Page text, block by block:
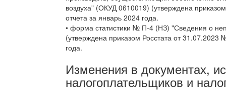
воздуха" (ОКУД 0610019) (утверждена
отчета за январь 2024 года.
• форма статистики № П-4 (НЗ) "Сведения о
(утверждена приказом Росстата от
года.
Изменения в документах,
налогоплательщиков и